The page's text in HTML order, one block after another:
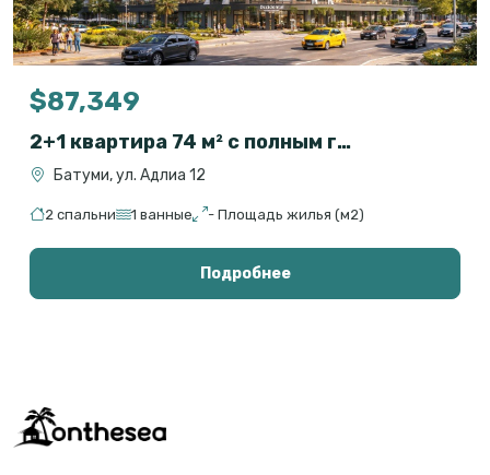
$87,349
2+1 квартира 74 м² с полным гостиничным сервисом в OXY Residence, Батуми
Батуми, ул. Адлиа 12
2 спальни 1 ванные - Площадь жилья (м2)
Подробнее